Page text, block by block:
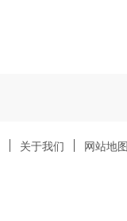
关于我们 网站地图